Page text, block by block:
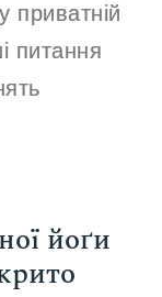
приватній
питання
йоґи